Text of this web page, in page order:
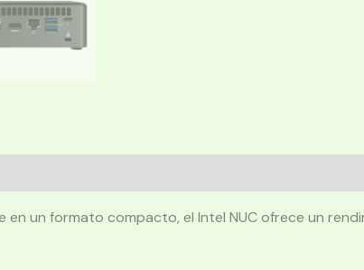
un formato compacto, el Intel NUC ofrece un